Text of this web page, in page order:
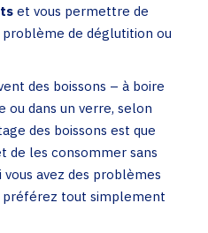
et vous permettre de
de déglutition ou
des boissons – à boire
dans un verre, selon
des boissons est que
de les consommer sans
vous avez des problèmes
préférez tout simplement